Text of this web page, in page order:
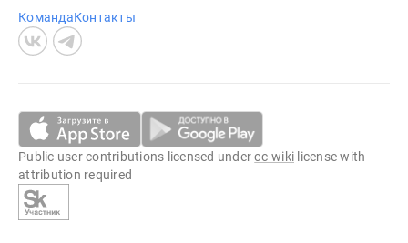
КомандаКонтакты
Public user contributions licensed undercc-wiki license with
attribution required